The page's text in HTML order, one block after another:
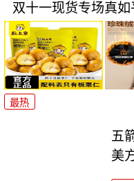
双十一现货专场真如
最热
五
美